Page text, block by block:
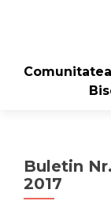
Buletin
2017